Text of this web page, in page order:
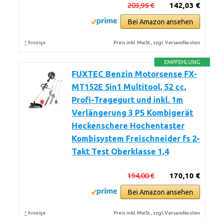
142,03 €
203,95 €
Bei Amazon ansehen
* Anzeige Preis inkl. MwSt., zzgl. Versandkosten
EMPFEHLUNG
FUXTEC Benzin Motorsense FX-
MT152E 5in1 Multitool, 52 cc,
Profi-Tragegurt und inkl. 1m
Verlängerung 3 PS Kombigerät
Heckenschere Hochentaster
Kombisystem Freischneider fs 2-
Takt Test Oberklasse 1,4
170,10 €
194,00 €
Bei Amazon ansehen
* Anzeige Preis inkl. MwSt., zzgl. Versandkosten